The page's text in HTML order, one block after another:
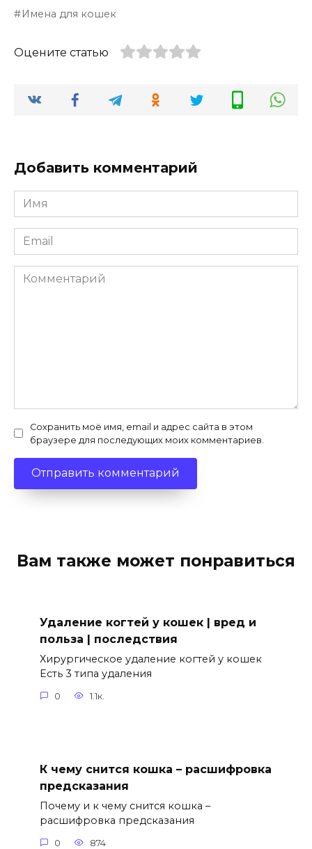
Имена для кошек
Оцените статью
Добавить комментарий
Имя
*
Email
*
Комментарий
Сохранить моё имя, email и адрес сайта в этом
браузере для последующих моих комментариев.
Вам также может понравиться
Удаление когтей у кошек | вред и
польза | последствия
Хирургическое удаление когтей у кошек
Есть 3 типа удаления
0 1.1к.
К чему снится кошка – расшифровка
предсказания
Почему и к чему снится кошка –
расшифровка предсказания
0 874